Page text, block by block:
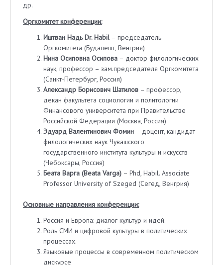
др.
Оргкомитет конференции:
Иштван Надь Dr. Habil – председатель
Оргкомитета (Будапешт, Венгрия)
Нина Осиповна Осипова – доктор филологических
наук, профессор – зам.председателя Оргкомитета
(Санкт-Петербург, Россия)
Александр Борисович Шатилов – профессор,
декан факультета социологии и политологии
Финансового университета при Правительстве
Российской Федерации (Москва, Россия)
Эдуард Валентинович Фомин – доцент, кандидат
филологических наук Чувашского
государственного института культуры и искусств
(Чебоксары, Россия)
Беата Варга (Beata Varga) – Phd, Habil. Associate
Professor University of Szeged (Сегед, Венгрия)
Основные направления конференции:
Россия и Европа: диалог культур и идей.
Роль СМИ и цифровой культуры в политических
процессах.
Языковые процессы в современном политическом
дискурсе